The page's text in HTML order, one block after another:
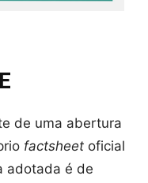
de uma abertura
factsheet oficial
adotada é de